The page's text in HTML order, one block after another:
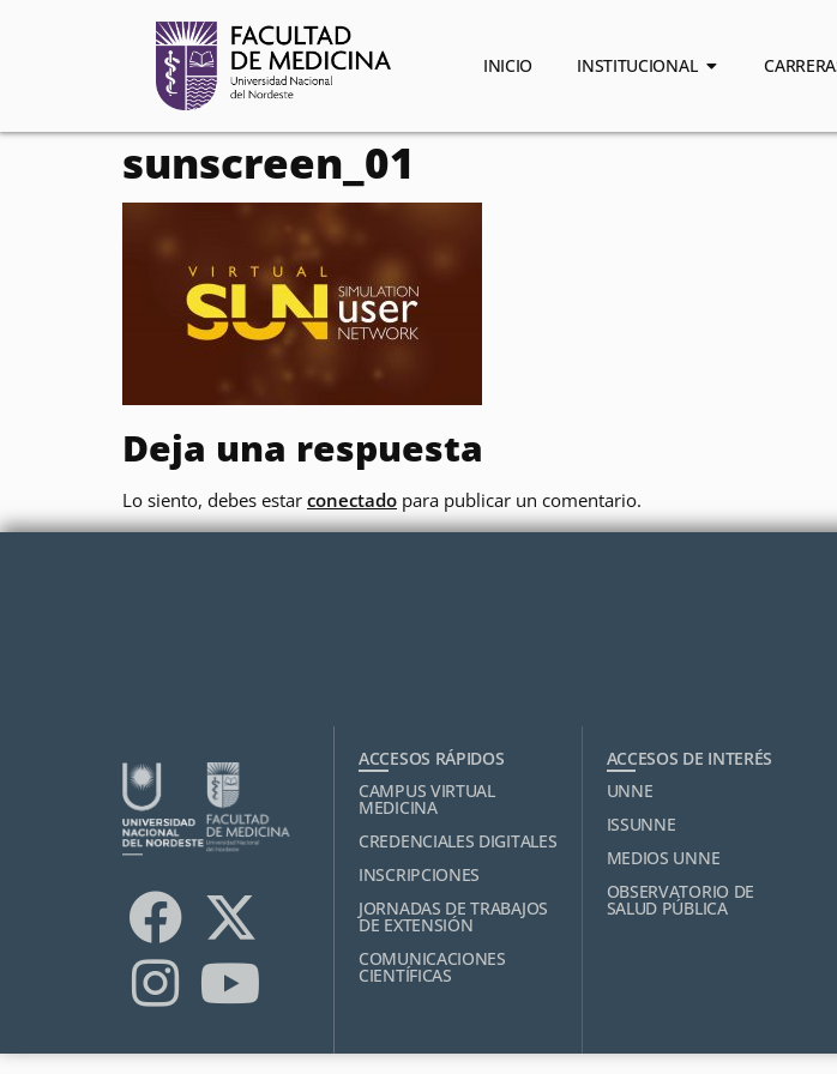
INICIO INSTITUCIONAL
sunscreen_01
Deja una respuesta
Lo siento, debes estar conectado para publicar un comentario.
ACCESOS RÁPIDOS
CAMPUS VIRTUAL
MEDICINA
CREDENCIALES DIGITALES
INSCRIPCIONES
JORNADAS DE TRABAJOS
DE EXTENSIÓN
COMUNICACIONES
CIENTÍFICAS
ACCESOS DE INTERÉS
UNNE
ISSUNNE
MEDIOS UNNE
OBSERVATORIO DE
SALUD PÚBLICA